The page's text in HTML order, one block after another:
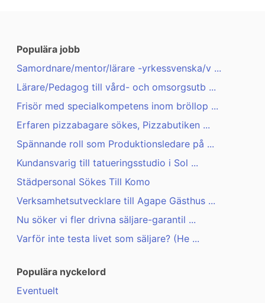
Populära jobb
Samordnare/mentor/lärare -yrkessvenska/v ...
Lärare/Pedagog till vård- och omsorgsutb ...
Frisör med specialkompetens inom bröllop ...
Erfaren pizzabagare sökes, Pizzabutiken ...
Spännande roll som Produktionsledare på ...
Kundansvarig till tatueringsstudio i Sol ...
Städpersonal Sökes Till Komo
Verksamhetsutvecklare till Agape Gästhus ...
Nu söker vi fler drivna säljare-garantil ...
Varför inte testa livet som säljare? (He ...
Populära nyckelord
Eventuelt